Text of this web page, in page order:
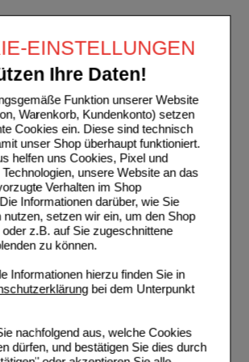
EINSTELLUNGEN
Ihre Daten!
Funktion unserer Website
Warenkorb, Kundenkonto) setzen
Cookies ein. Diese sind technisch
unser Shop überhaupt funktioniert.
helfen uns Cookies, Pixel und
unsere Website an das
Verhalten im Shop
Informationen darüber, wie Sie
nutzen, setzen wir ein, um den Shop
z.B. auf Sie zugeschnittene
zu können.
Informationen hierzu finden Sie in
bei dem Unterpunkt
nachfolgend aus, welche Cookies
dürfen, und bestätigen Sie dies durch